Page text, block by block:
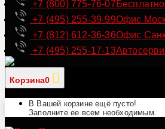
+7 (800) 775-76-07
+7 (495) 255-39-99Офис
+7 (812) 612-36-36Офис
+7 (495) 255-17-13
Корзина0
В Вашей корзине ещё пусто!
Заполните ее всем необходимым.